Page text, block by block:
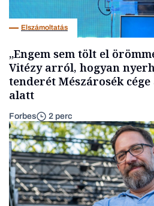
Elszámoltatás
„Engem sem tölt el
Vitézy arról, hogyan
tenderét Mészárosék
alatt
Forbes 2 perc